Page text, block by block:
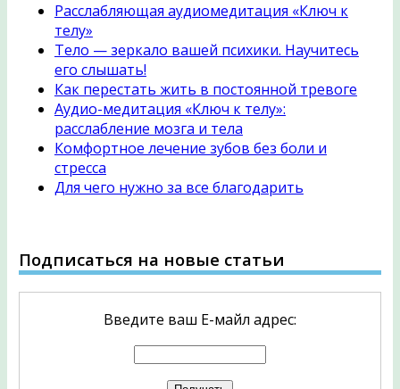
Расслабляющая аудиомедитация «Ключ к
телу»
Тело — зеркало вашей психики. Научитесь
его слышать!
Как перестать жить в постоянной тревоге
Аудио-медитация «Ключ к телу»:
расслабление мозга и тела
Комфортное лечение зубов без боли и
стресса
Для чего нужно за все благодарить
Подписаться на новые статьи
Введите ваш Е-майл адрес: